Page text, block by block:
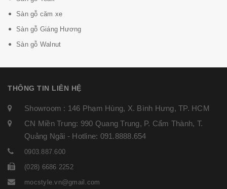
Sàn gỗ căm xe
Sàn gỗ Giáng Hương
Sàn gỗ Walnut
THÔNG TIN LIÊN HỆ
Showroom : 146 Phạm Hùng, X. Bình Hưng, TP. HCM
CN Miền Trung: 990 Quang Trung, P. Cẩm Thành, T.
Quảng Ngãi - Hotline: 091.8888.654
0903.887.600
(028) 6686 2252
mocstyle.vn@gmail.com